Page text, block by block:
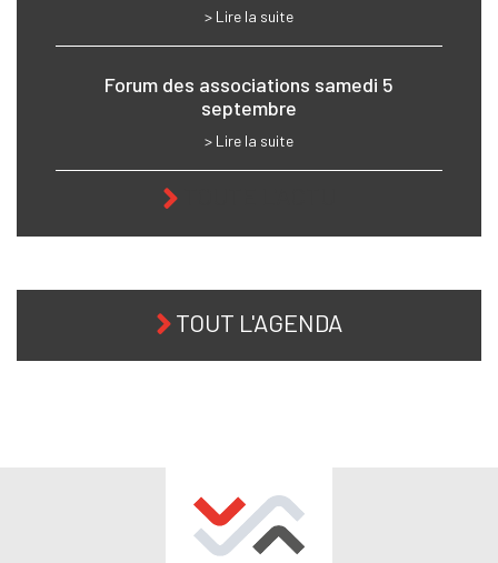
> Lire la suite
Forum des associations samedi 5
septembre
> Lire la suite
TOUT L'AGENDA